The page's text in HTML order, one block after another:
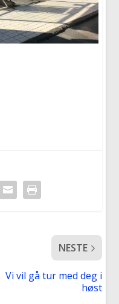
NESTE
Vi vil gå tur med deg i
høst